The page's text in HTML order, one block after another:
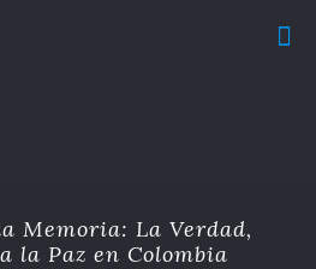
Memoria: La Verdad,
la Paz en Colombia